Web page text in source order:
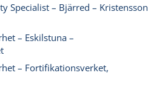
Specialist – Bjärred – Kristensson
– Eskilstuna –
– Fortifikationsverket,